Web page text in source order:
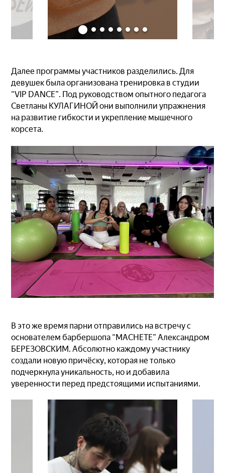
Далее программы участников разделились. Для
девушек была организована тренировка в студии
“VIP DANCE”. Под руководством опытного педагога
Светланы КУЛАГИНОЙ они выполнили упражнения
на развитие гибкости и укрепление мышечного
корсета.
В это же время парни отправились на встречу с
основателем барбершопа “MACHETE” Александром
БЕРЕЗОВСКИМ. Абсолютно каждому участнику
создали новую причёску, которая не только
подчеркнула уникальность, но и добавила
уверенности перед предстоящими испытаниями.